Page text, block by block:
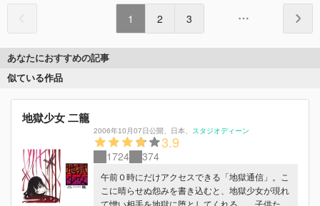
1 2 3
あなたにおすすめの記事
似ている作品
地獄少女 二籠
2006年10月07日公開、 日本、 スタジオディーン
3.9
1724 374
午前０時にだけアクセスできる「地獄通信」。こ
こに晴らせぬ怨みを書き込むと、地獄少女が現れ